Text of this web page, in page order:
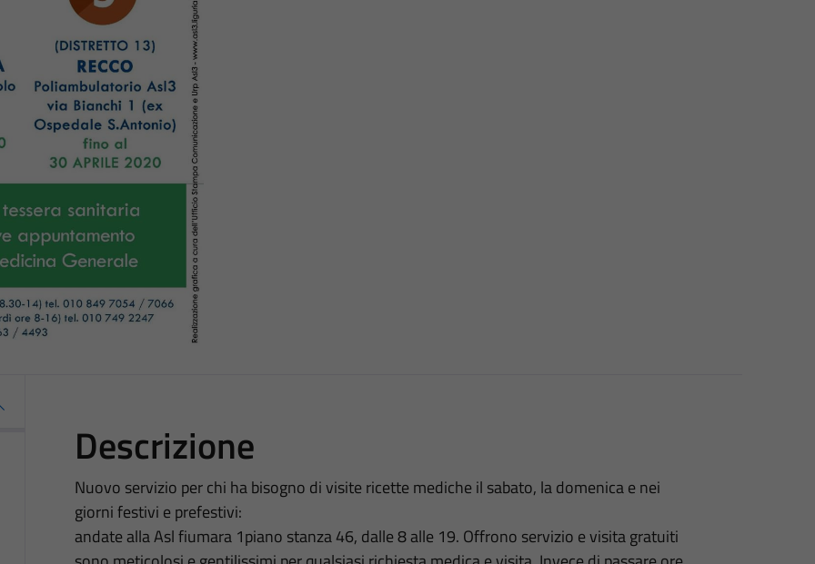
Descrizione
Nuovo servizio per chi ha bisogno di visite ricette mediche il sabato, la domenica e nei
giorni festivi e prefestivi:
andate alla Asl fiumara 1piano stanza 46, dalle 8 alle 19. Offrono servizio e visita gratuiti